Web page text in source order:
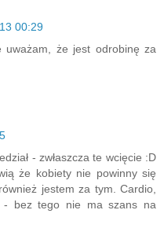
00:29
uważam, że jest odrobinę za
- zwłaszcza te wcięcie :D
że kobiety nie powinny się
jestem za tym. Cardio,
bez tego nie ma szans na